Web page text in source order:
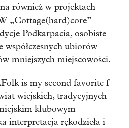
również w projektach
„Cottage(hard)core”
Podkarpacia, osobiste
współczesnych ubiorów
mniejszych miejscowości.
is my second favorite f
wiejskich, tradycyjnych
klubowym
interpretacja rękodzieła i